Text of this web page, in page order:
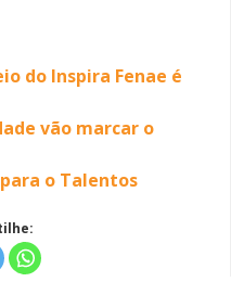
do Inspira Fenae é
vão marcar o
o Talentos